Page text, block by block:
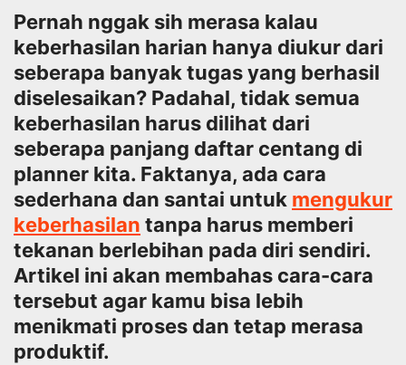
Pernah nggak sih merasa kalau
keberhasilan harian hanya diukur dari
seberapa banyak tugas yang berhasil
diselesaikan? Padahal, tidak semua
keberhasilan harus dilihat dari
seberapa panjang daftar centang di
planner kita. Faktanya, ada cara
sederhana dan santai untuk mengukur
keberhasilan tanpa harus memberi
tekanan berlebihan pada diri sendiri.
Artikel ini akan membahas cara-cara
tersebut agar kamu bisa lebih
menikmati proses dan tetap merasa
produktif.